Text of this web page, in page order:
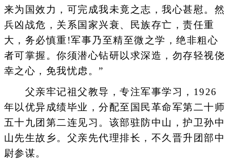
来为国效力，可完成我未竟之志，我心甚慰。然
兵凶战危，关系国家兴衰、民族存亡，责任重
大，务必慎重!军事乃至精至微之学，绝非粗心
者可掌握。你须潜心钻研以求深造，勿存轻视侥
幸之心，免我忧虑。”
父亲牢记祖父教导，专注军事学习，1926
年以优异成绩毕业，分配至国民革命军第二十师
五十九团第二连见习。该部驻防中山，护卫孙中
山先生故乡。父亲先代理排长，不久晋升团部中
尉参谋。